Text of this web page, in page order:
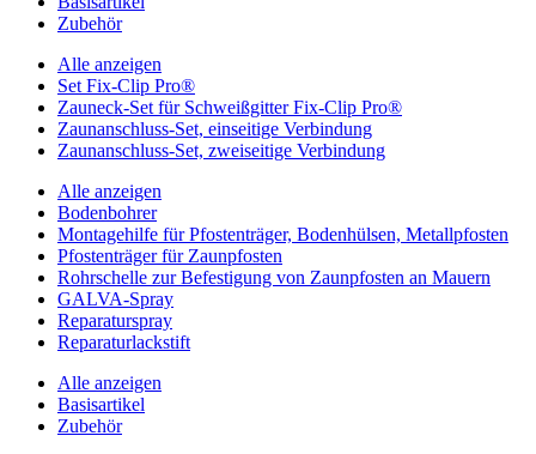
Zubehör
Alle anzeigen
Set Fix-Clip Pro®
Zauneck-Set für Schweißgitter Fix-Clip Pro®
Zaunanschluss-Set, einseitige Verbindung
Zaunanschluss-Set, zweiseitige Verbindung
Alle anzeigen
Bodenbohrer
Montagehilfe für Pfostenträger, Bodenhülsen, Metallpfosten
Pfostenträger für Zaunpfosten
Rohrschelle zur Befestigung von Zaunpfosten an Mauern
GALVA-Spray
Reparaturspray
Reparaturlackstift
Alle anzeigen
Basisartikel
Zubehör